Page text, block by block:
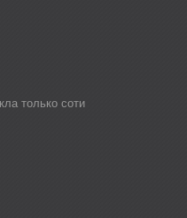
только соти